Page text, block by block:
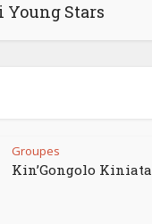
Young Stars
Groupes
Kin’Gongolo Kiniata